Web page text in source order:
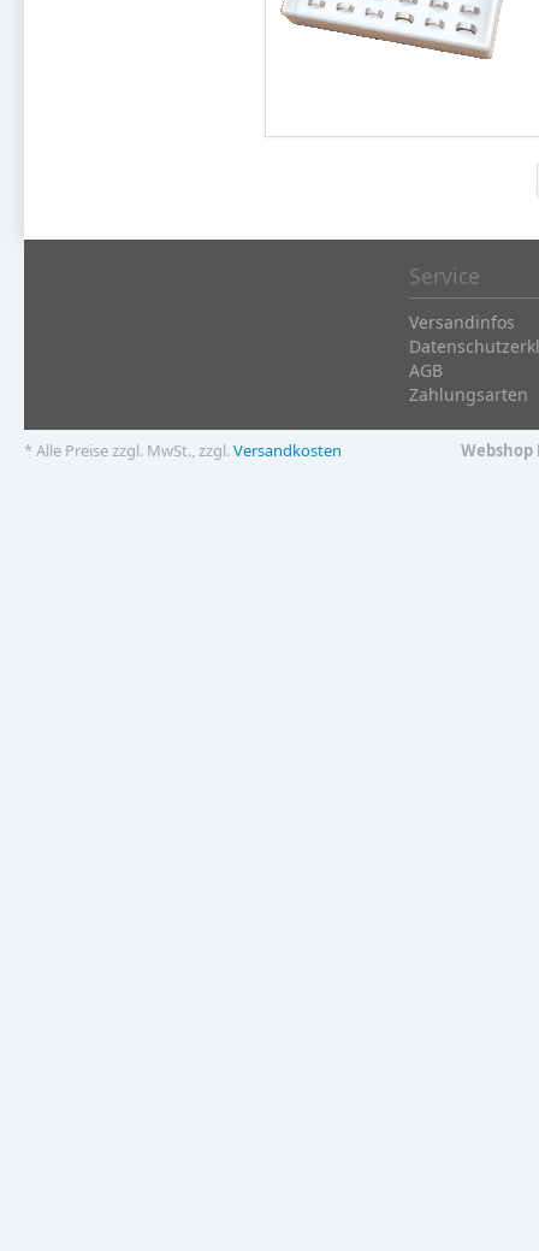
Service
Versandinfos
AGB
Zahlungsarten
* Alle Preise zzgl. MwSt., zzgl.Versandkosten Webshop